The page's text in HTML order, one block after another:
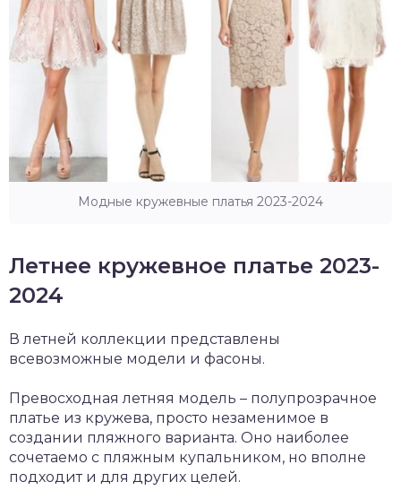
Модные кружевные платья 2023-2024
Летнее кружевное платье 2023-
2024
В летней коллекции представлены
всевозможные модели и фасоны.
Превосходная летняя модель – полупрозрачное
платье из кружева, просто незаменимое в
создании пляжного варианта. Оно наиболее
сочетаемо с пляжным купальником, но вполне
подходит и для других целей.